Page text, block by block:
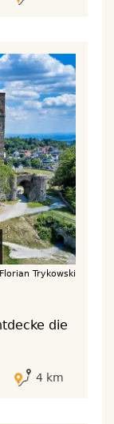
Trykowski
die
4 km